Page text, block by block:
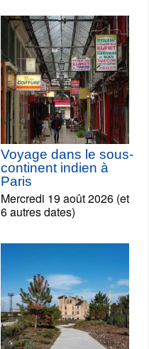
Voyage dans le sous-
continent indien à
Paris
Mercredi 19 août 2026 (et
6 autres dates)